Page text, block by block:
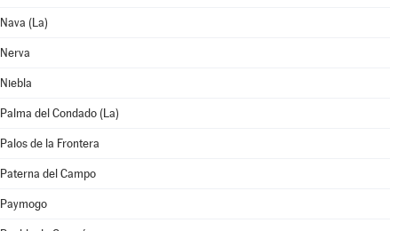
Nava (La)
Nerva
Niebla
Palma del Condado (La)
Palos de la Frontera
Paterna del Campo
Paymogo